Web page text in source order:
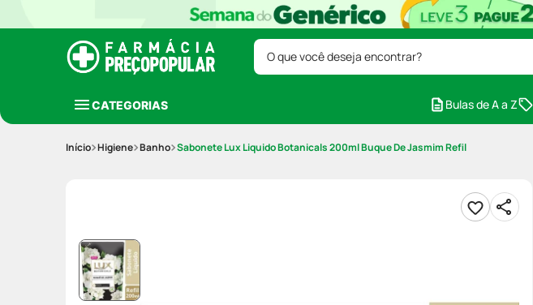
O que você deseja encontrar?
CATEGORIAS Bulas de A a Z
Higiene Banho Sabonete Lux Liquido Botanicals 200ml Buque De Jasmim Refil